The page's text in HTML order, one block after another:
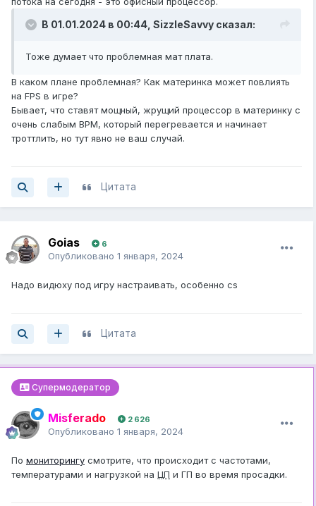
В 01.01.2024 в 00:44, SizzleSavvy сказал:
Тоже думает что проблемная мат плата.
В каком плане проблемная? Как материнка может повлиять
на FPS в игре?
Бывает, что ставят мощный, жрущий процессор в материнку с
очень слабым ВРМ, который перегревается и начинает
троттлить, но тут явно не ваш случай.
Цитата
Goias 6
Опубликовано 1 января, 2024
Надо видюху под игру настраивать, особенно cs
Цитата
Супермодератор
Misferado 2 626
Опубликовано 1 января, 2024
По мониторингу смотрите, что происходит с частотами,
температурами и нагрузкой на ЦП и ГП во время просадки.